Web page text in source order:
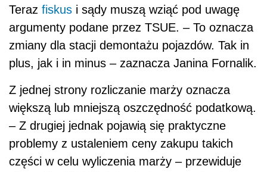
Teraz fiskus i sądy muszą wziąć pod uwagę
argumenty podane przez TSUE. – To oznacza
zmiany dla stacji demontażu pojazdów. Tak in
plus, jak i in minus – zaznacza Janina Fornalik.
Z jednej strony rozliczanie marży oznacza
większą lub mniejszą oszczędność podatkową.
– Z drugiej jednak pojawią się praktyczne
problemy z ustaleniem ceny zakupu takich
części w celu wyliczenia marży – przewiduje